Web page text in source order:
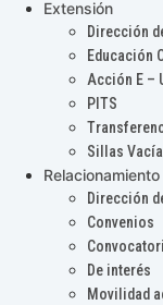
Extensión
Dirección
Educación
Acción E –
PITS
Sillas
Dirección
Convenios
De interés
Movilidad